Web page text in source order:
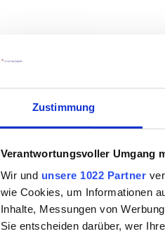
Zustimmung
Verantwortungsvoller Umgang
Wir und unsere 1022 Partner
wie Cookies, um Informationen
Inhalte, Messungen von
Sie entscheiden darüber, wer